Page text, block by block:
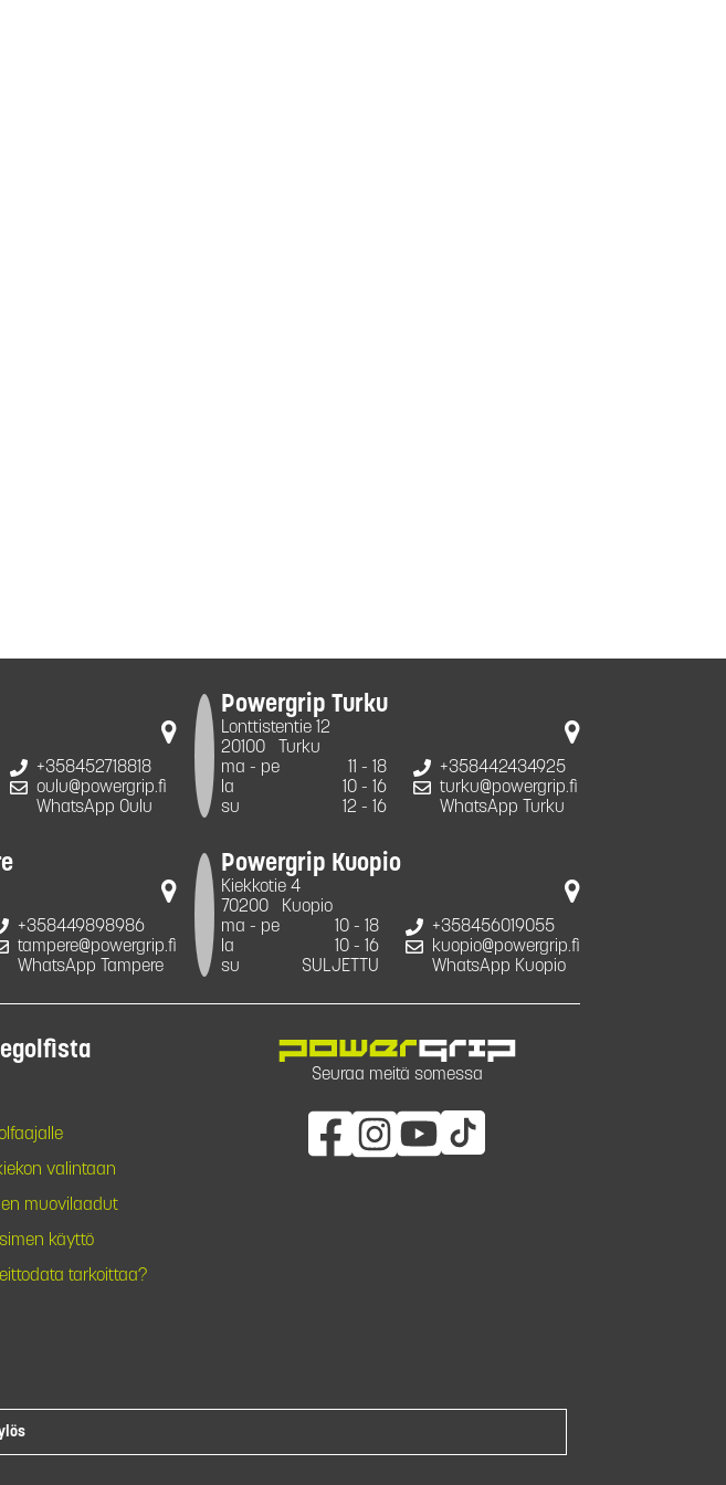
+358452718818
oulu@powergrip.fi
WhatsApp Oulu
Powergrip Turku
Lonttistentie 12
20100
Turku
ma - pe
11 - 18
la
10 - 16
su
12 - 16
+358442434925
turku@powergrip.fi
WhatsApp Turku
+358449898986
tampere@powergrip.fi
WhatsApp Tampere
Powergrip Kuopio
Kiekkotie 4
70200
Kuopio
ma - pe
10 - 18
la
10 - 16
su
SULJETTU
+358456019055
kuopio@powergrip.fi
WhatsApp Kuopio
valintaan
muovilaadut
käyttö
tarkoittaa?
Seuraa meitä somessa